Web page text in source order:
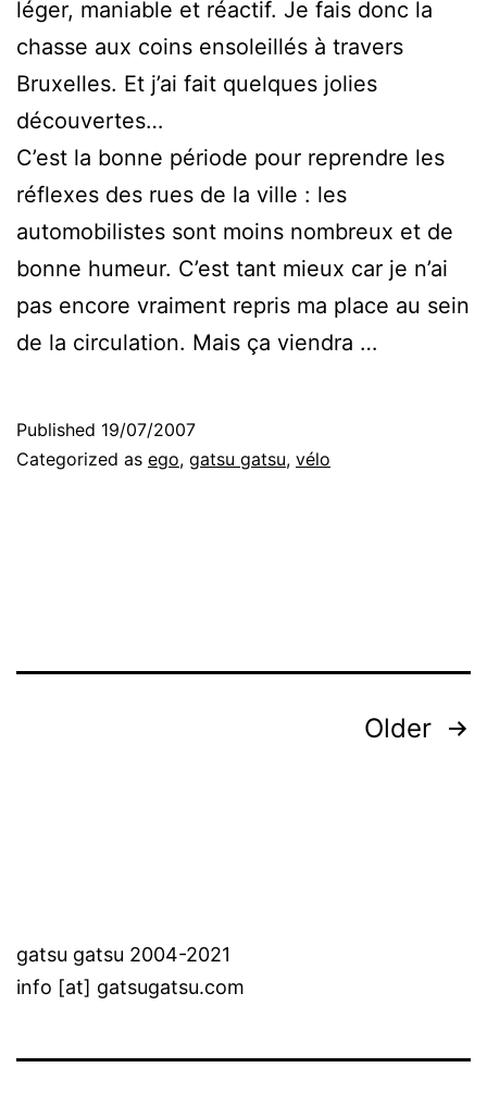
léger, maniable et réactif. Je fais donc la
chasse aux coins ensoleillés à travers
Bruxelles. Et j’ai fait quelques jolies
découvertes…
C’est la bonne période pour reprendre les
réflexes des rues de la ville : les
automobilistes sont moins nombreux et de
bonne humeur. C’est tant mieux car je n’ai
pas encore vraiment repris ma place au sein
de la circulation. Mais ça viendra …
Published 19/07/2007
Categorized as ego, gatsu gatsu, vélo
Older
gatsu gatsu 2004-2021
info [at] gatsugatsu.com